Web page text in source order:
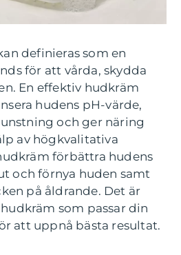
definieras som en
för att vårda, skydda
En effektiv hudkräm
hudens pH-värde,
och ger näring
av högkvalitativa
förbättra hudens
och förnya huden samt
på åldrande. Det är
som passar din
att uppnå bästa resultat.